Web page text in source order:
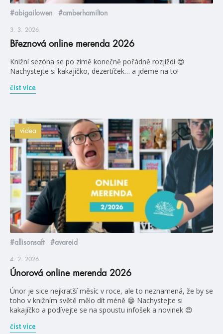
#abigailowen #amberhamilton
3. 3. 2026
Březnová online merenda 2026
Knižní sezóna se po zimě konečně pořádně rozjíždí 😍
Nachystejte si kakajíčko, dezertíček… a jdeme na to!
číst více
videa
#allisonsaft #avareid
4. 2. 2026
Únorová online merenda 2026
Únor je sice nejkratší měsíc v roce, ale to neznamená, že by se
toho v knižním světě mělo dít méně 😁 Nachystejte si
kakajíčko a podívejte se na spoustu infošek a novinek 😍
číst více